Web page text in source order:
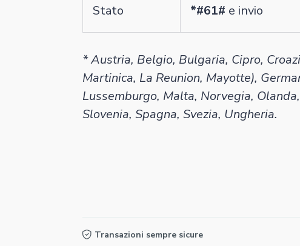
Stato *#61# e invio
* Austria, Belgio, Bulgaria, Cipro,
Martinica, La Reunion, Mayotte),
Lussemburgo, Malta, Norvegia,
Slovenia, Spagna, Svezia, Ungheria.
Transazioni sempre sicure